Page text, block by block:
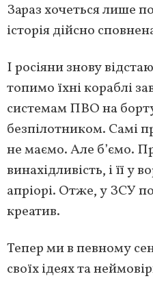
Зараз хочеться лише
історія дійсно
І росіяни знову
топимо їхні кораблі
системам ПВО на
безпілотником. Самі
не маємо. Але б’ємо.
винахідливість, і її у
апріорі. Отже, у ЗСУ
креатив.
Тепер ми в певному
своїх ідеях та